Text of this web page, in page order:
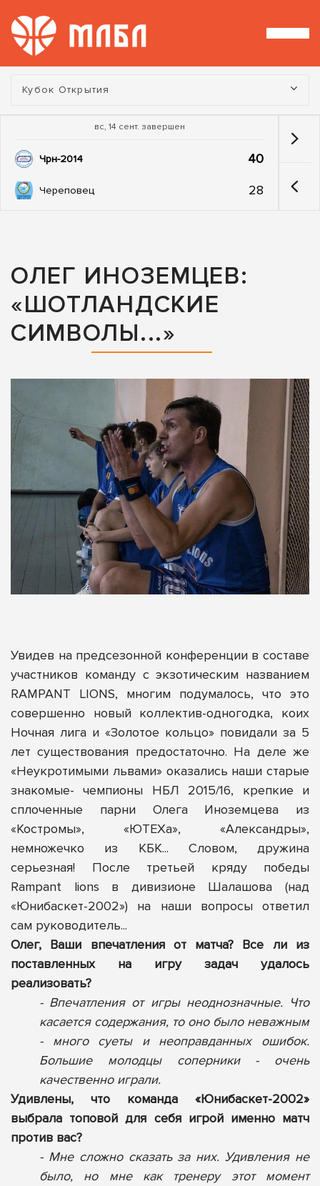
Турнир:
Кубок Открытия
вс, 14 сент. завершен
Чрн-2014 40
Череповец 28
ОЛЕГ ИНОЗЕМЦЕВ:
«ШОТЛАНДСКИЕ
СИМВОЛЫ...»
Увидев на предсезонной конференции в составе
участников команду с экзотическим названием
RAMPANT LIONS, многим подумалось, что это
совершенно новый коллектив-одногодка, коих
Ночная лига и «Золотое кольцо» повидали за 5
лет существования предостаточно. На деле же
«Неукротимыми львами» оказались наши старые
знакомые- чемпионы НБЛ 2015/16, крепкие и
сплоченные парни Олега Иноземцева из
«Костромы», «ЮТЕХа», «Александры»,
немножечко из КБК... Словом, дружина
серьезная! После третьей кряду победы
Rampant lions в дивизионе Шалашова (над
«Юнибаскет-2002») на наши вопросы ответил
сам руководитель...
Олег, Ваши впечатления от матча? Все ли из
поставленных на игру задач удалось
реализовать?
- Впечатления от игры неоднозначные. Что
касается содержания, то оно было неважным
- много суеты и неоправданных ошибок.
Большие молодцы соперники - очень
качественно играли.
Удивлены, что команда «Юнибаскет-2002»
выбрала топовой для себя игрой именно матч
против вас?
- Мне сложно сказать за них. Удивления не
было, но мне как тренеру этот момент